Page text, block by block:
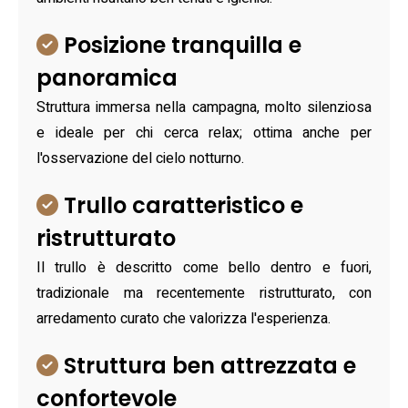
Posizione tranquilla e
panoramica
Struttura immersa nella campagna, molto silenziosa
e ideale per chi cerca relax; ottima anche per
l'osservazione del cielo notturno.
Trullo caratteristico e
ristrutturato
Il trullo è descritto come bello dentro e fuori,
tradizionale ma recentemente ristrutturato, con
arredamento curato che valorizza l'esperienza.
Struttura ben attrezzata e
confortevole